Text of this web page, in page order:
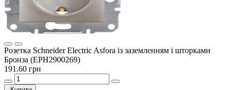
Розетка Schneider Electric Asfora із заземленням і шторками
Бронза (EPH2900269)
191.60 грн